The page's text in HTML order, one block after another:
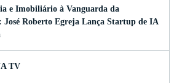
e Imobiliário à Vanguarda da
José Roberto Egreja Lança Startup de IA
TV